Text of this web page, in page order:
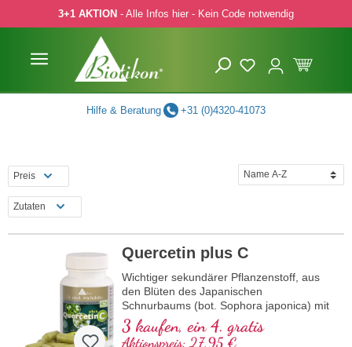
Hauptinhalt springen
Zur Suche springen
Zur Hauptnavigation springen
3+1 AKTION - Alle Infos hier - Kein Code notwendig
Hilfe & Beratung +31 (0)4320-41073
Preis
Zutaten
Quercetin plus C
Wichtiger sekundärer Pflanzenstoff, aus
den Blüten des Japanischen
Schnurbaums (bot. Sophora japonica) mit
95 % reinem Quercetin kombiniert mit
magenfreundlichem Vitamin C.
3 kaufen, ein 4. gratis
Aktionspreis: 27,95 €